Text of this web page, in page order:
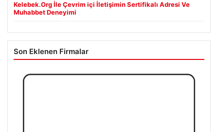
Kelebek.Org İle Çevrim içi İletişimin Sertifikalı Adresi Ve
Muhabbet Deneyimi
Son Eklenen Firmalar